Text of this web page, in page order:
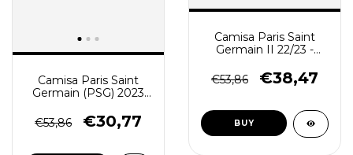
Camisa Paris Saint
Germain (PSG) 2023
€53,86
€30,77
Camisa Paris Saint
Germain II 22/23 -
Cinza
€53,86 €38,47
BUY